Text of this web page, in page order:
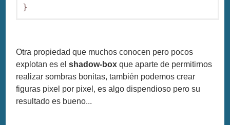
}
Otra propiedad que muchos conocen pero pocos
explotan es elshadow-box que aparte de permitirnos
realizar sombras bonitas, también podemos crear
figuras pixel por pixel, es algo dispendioso pero su
resultado es bueno...